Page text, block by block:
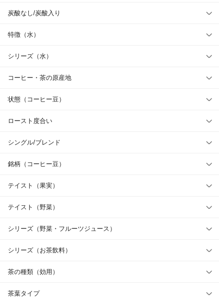
炭酸なし/炭酸入り
特徴（水）
シリーズ（水）
コーヒー・茶の原産地
状態（コーヒー豆）
ロースト度合い
シングル/ブレンド
銘柄（コーヒー豆）
テイスト（果実）
テイスト（野菜）
シリーズ（野菜・フルーツジュース）
シリーズ（お茶飲料）
茶の種類（効用）
茶葉タイプ